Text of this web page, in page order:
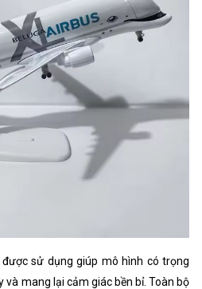
được sử dụng giúp mô hình có trọng
mang lại cảm giác bền bỉ. Toàn bộ